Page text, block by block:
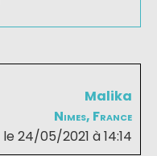
Malika
Nimes, France
le 24/05/2021 à 14:14